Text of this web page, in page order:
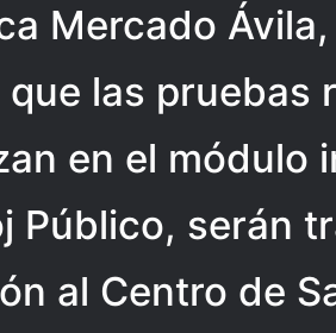
Mercado
las pruebas
en el módulo
Público, serán
al Centro de